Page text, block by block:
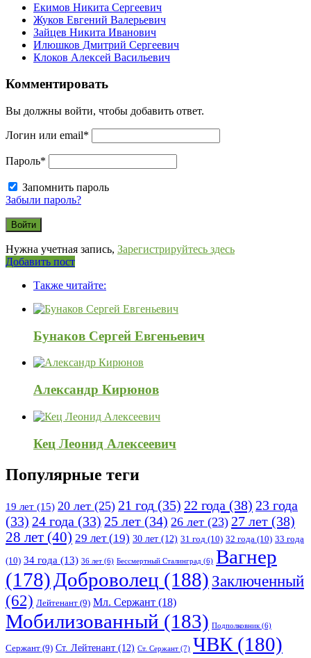
Екимов Никита Сергеевич
Жуков Евгений Валерьевич
Зайцев Никита Иванович
Илюшков Дмитрий Сергеевич
Клоков Алексей Васильевич
Комментировать
Вы должны войти, чтобы добавить ответ.
Логин или email*
Пароль*
Запомнить пароль
Забыли пароль?
Нужна учетная запись, Зарегистрируйтесь здесь
Боковая
Добавить пост
120x600Также читайте:
Бунаков Сергей Евгеньевич
Александр Кирюнов
Кец Леонид Алексеевич
Популярные теги
19 лет (15) 20 лет (25) 21 год (35) 22 года (38) 23 года
(33) 24 года (33) 25 лет (34) 26 лет (23) 27 лет (38)
28 лет (40) 29 лет(19) 30 лет (12) 31 год (10) 32 года (10) 33 года
(10) 34 года (13) 36 лет (6) Бессмертный Сталинград (6) Вагнер
(178)Доброволец (188) Заключенный
(62) Лейтенант (9) Мл. Сержант (18)
Мобилизованный (183) Подполковник(6)
Сержант (9) Ст. Лейтенант (12) Ст. Сержант (7) ЧВК(180)